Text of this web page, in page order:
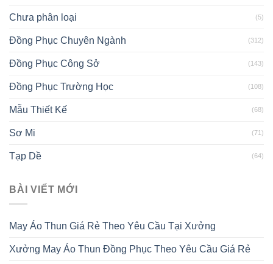
Chưa phân loại (5)
Đồng Phục Chuyên Ngành (312)
Đồng Phục Công Sở (143)
Đồng Phục Trường Học (108)
Mẫu Thiết Kế (68)
Sơ Mi (71)
Tạp Dề (64)
BÀI VIẾT MỚI
May Áo Thun Giá Rẻ Theo Yêu Cầu Tại Xưởng
Xưởng May Áo Thun Đồng Phục Theo Yêu Cầu Giá Rẻ